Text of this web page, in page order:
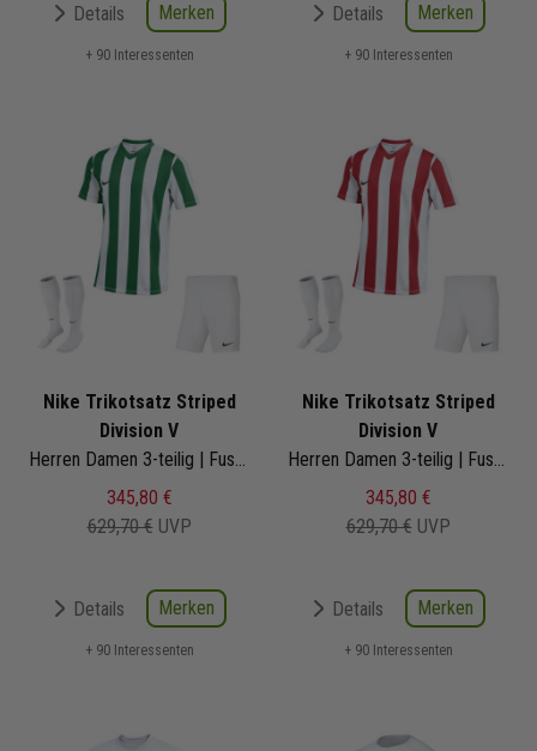
Details Merken
+ 90 Interessenten
Details Merken
+ 90 Interessenten
Nike Trikotsatz Striped
Division V
Herren Damen 3-teilig | Fussball Trikot Short Fussballsocken | Fussball Trikot Set
345,80 €
629,70 € UVP
Details Merken
+ 90 Interessenten
Nike Trikotsatz Striped
Division V
Herren Damen 3-teilig | Fussball Trikot Short Fussballsocken | Fussball Trikot Set
345,80 €
629,70 € UVP
Details Merken
+ 90 Interessenten